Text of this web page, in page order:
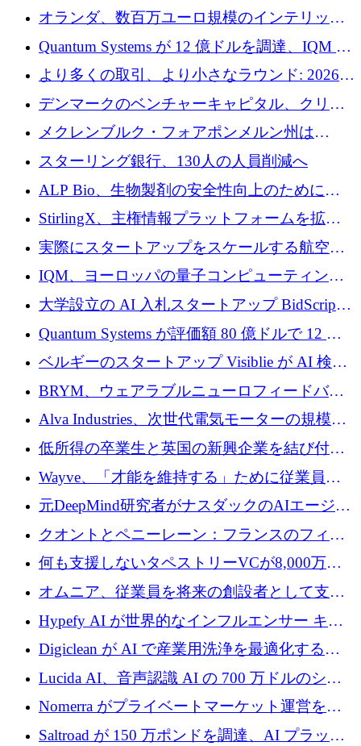
ウェア層
オランダ、数百万ユーロ規模のインテリック
との提携で軍用ドローンにソフトウェアファ
ースト戦略を採用
Quantum Systems が 12 億ドルを調達、IQM が
米国の主要取引所で初の欧州量子企業とな
る、6 月に欧州のスタートアップ資金調達
より多くの取引、より小さなラウンド: 2026
年 6 月に欧州のスタートアップ資金調達
デンマークのベンチャーキャピタル、クリメ
ンタム・キャピタルが気候変動対策ハードウ
を確保
メクレンブルク・フォアポンメルン州は
Nextcloud を州全体に展開し、オープンソース
戦略を拡大
スターリング銀行、130人の人員削減へ
ALP Bio、生物製剤の安全性向上のために
Venture Kick から 16 万 1,000 ユーロを調達
StirlingX、主権情報プラットフォームを拡張
するためにシリーズ A で 2,000 万ドルを確保
実際にスタートアップをスケールする航空イ
ノベーション モデルを学ぶ
IQM、ヨーロッパの量子コンピューティング
企業として初めて米国の主要取引所に上場
大学設立の AI 入札スタートアップ BidScript
がプレシード資金総額 100 万ドルを突破
Quantum Systems が評価額 80 億ドルで 12 億
ドルを調達
ベルギーのスタートアップ Visiblie が AI 検索
の可視化のために 50 万ユーロを調達
BRYM、ウェアラブルニューロフィードバッ
クプラットフォームの開発に65万ユーロを確
Alva Industries、次世代電気モーターの規模拡
大に 1,600 万ユーロを調達
低所得の卒業生と英国の新興企業を結び付け
るためにCommon Pathを開始
Wayve、「才能を維持する」ために従業員に
8,500万ドルの株式公開買い付けを実施
元DeepMind研究者がナスダックのAIエージェ
ントを拡張するためにCreandumの資金調達で
記録を獲得
クオントとペニーレーン：フランスのフィン
テックの友人と敵
何も支援しないタペストリーVCが8,000万ド
ルの資金を調達、ロンドン事務所を開設
オムニア、従業員を将来の創設者として支援
するために Firedrop でファンドを立ち上げる
Hypefy AI が世界的なインフルエンサー キャ
ンペーンを自動化するためにシリーズ A で
720 万ドルを調達
Digiclean が AI で産業用洗浄を最適化するた
めに 250 万ユーロを調達
Lucida AI、音声認識 AI の 700 万ドルのシー
ドラウンドを終了
Nomerra がプライベートマーケット運営を自
動化するために 200 万ドルを調達
Saltroad が 150 万ポンドを調達、AI プラット